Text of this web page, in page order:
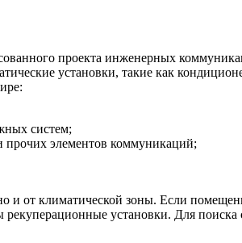
проекта инженерных
установки, такие как
систем;
прочих элементов коммуникаций;
и от климатической зоны. Если
установки. Для